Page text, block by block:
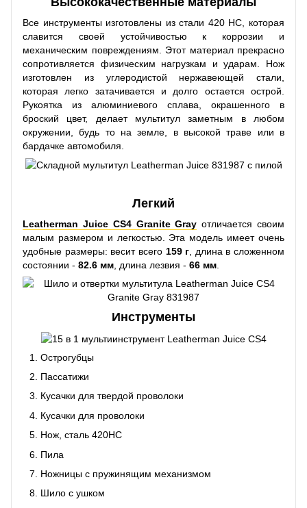
Все инструменты изготовлены из стали 420 HC, которая
славится своей устойчивостью к коррозии и
механическим повреждениям. Этот материал прекрасно
сопротивляется физическим нагрузкам и ударам. Нож
изготовлен из углеродистой нержавеющей стали,
которая легко затачивается и долго остается острой.
Рукоятка из алюминиевого сплава, окрашенного в
броский цвет, делает мультитул заметным в любом
окружении, будь то на земле, в высокой траве или в
бардачке автомобиля.
Легкий
Leatherman Juice CS4 Granite Gray отличается своим
малым размером и легкостью. Эта модель имеет очень
удобные размеры: весит всего 159 г, длина в сложенном
состоянии - 82.6 мм, длина лезвия - 66 мм.
Инструменты
Острогубцы
Пассатижи
Кусачки для твердой проволоки
Кусачки для проволоки
Нож, сталь 420HC
Пила
Ножницы с пружинящим механизмом
Шило с ушком